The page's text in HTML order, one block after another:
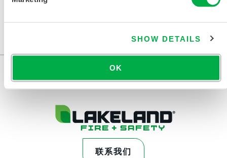
SHOW DETAILS
OK
联系我们